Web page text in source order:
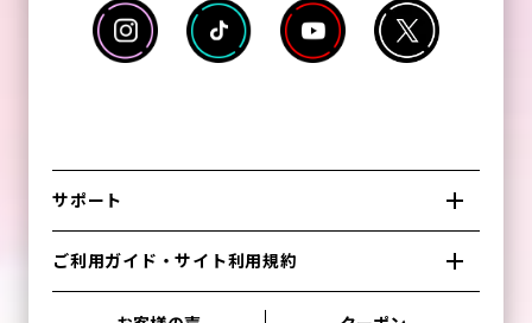
サポート
ご利用ガイド・サイト利用規約